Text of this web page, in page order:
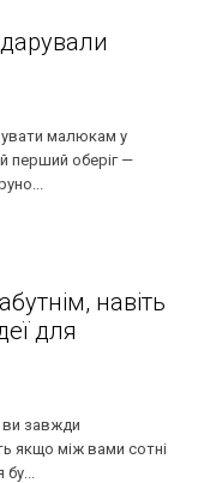
малюкам у
перший оберіг —
навіть
для
завжди
якщо між вами сотні